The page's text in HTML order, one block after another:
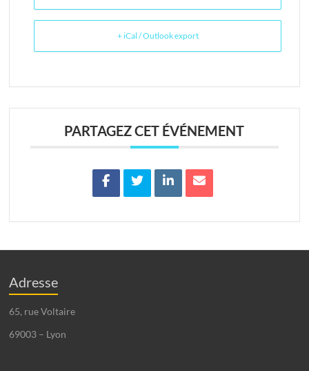
+ iCal / Outlook export
PARTAGEZ CET ÉVÉNEMENT
Adresse
65, rue Voltaire
69003 – Lyon